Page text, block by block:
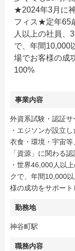
★2024年3月に
フィス★定年65
人以上の社員、
で、年間10,000
場でお客様の成
100%
事業内容
外資系試験・認証サ
・エジソンが設立
衣食・環境・宇宙等
「資源」に関わる
・世界46,000人以
クで、年間10,000
様の成功をサポート
勤務地
神谷町駅
職務内容